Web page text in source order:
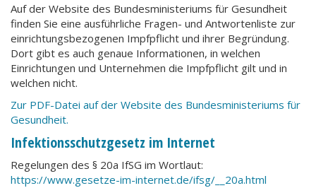
Auf der Website des Bundesministeriums für Gesundheit
finden Sie eine ausführliche Fragen- und Antwortenliste zur
einrichtungsbezogenen Impfpflicht und ihrer Begründung.
Dort gibt es auch genaue Informationen, in welchen
Einrichtungen und Unternehmen die Impfpflicht gilt und in
welchen nicht.
Zur PDF-Datei auf der Website des Bundesministeriums für
Gesundheit.
Infektionsschutzgesetz im Internet
Regelungen des § 20a IfSG im Wortlaut:
https://www.gesetze-im-internet.de/ifsg/__20a.html